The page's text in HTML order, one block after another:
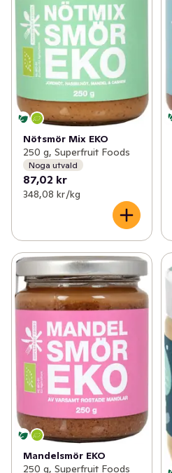
Nötsmör Mix EKO
250 g, Superfruit Foods
Noga utvald
87,02 kr
348,08 kr /kg
Mandelsmör EKO
250 g, Superfruit Foods